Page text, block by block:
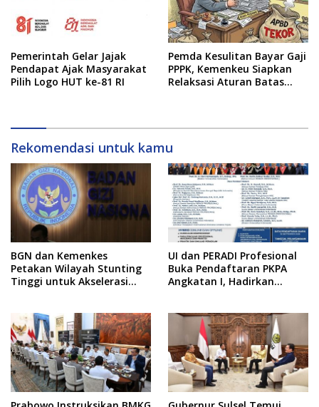
Pemerintah Gelar Jajak
Pendapat Ajak Masyarakat
Pilih Logo HUT ke-81 RI
Pemda Kesulitan Bayar Gaji
PPPK, Kemenkeu Siapkan
Relaksasi Aturan Batas
Rekomendasi untuk kamu
BGN dan Kemenkes
Petakan Wilayah Stunting
Tinggi untuk Akselerasi
UI dan PERADI Profesional
Buka Pendaftaran PKPA
Angkatan I, Hadirkan